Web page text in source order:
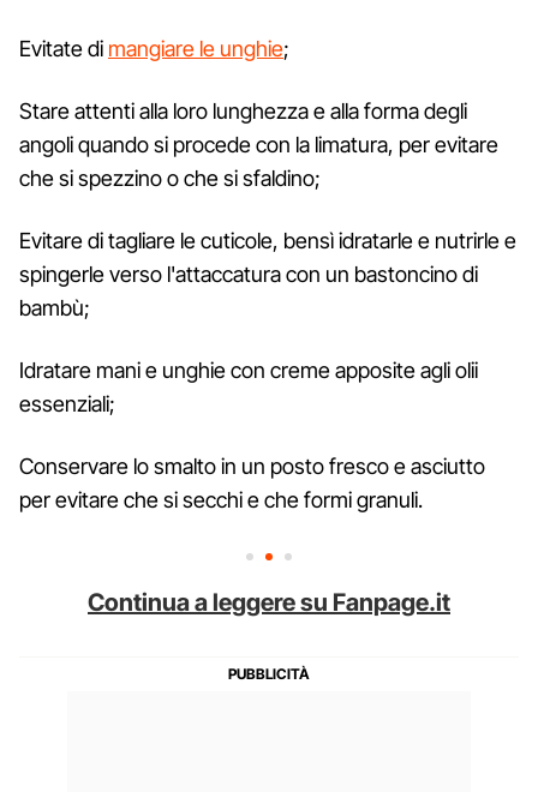
Evitate di mangiare le unghie;
Stare attenti alla loro lunghezza e alla forma degli
angoli quando si procede con la limatura, per evitare
che si spezzino o che si sfaldino;
Evitare di tagliare le cuticole, bensì idratarle e nutrirle e
spingerle verso l'attaccatura con un bastoncino di
bambù;
Idratare mani e unghie con creme apposite agli olii
essenziali;
Conservare lo smalto in un posto fresco e asciutto
per evitare che si secchi e che formi granuli.
Continua a leggere su Fanpage.it